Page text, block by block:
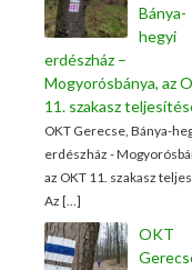
Bánya-
hegyi
erdészház –
Mogyorósbánya, az
11. szakasz
OKT Gerecse, Bánya-
erdészház -
az OKT 11. szakasz
Az […]
OKT